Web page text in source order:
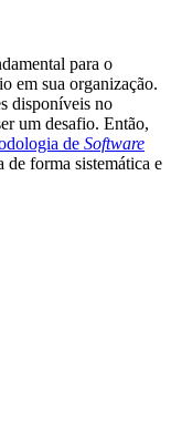
para o
em sua organização.
disponíveis no
um desafio. Então,
de Software
de forma sistemática e